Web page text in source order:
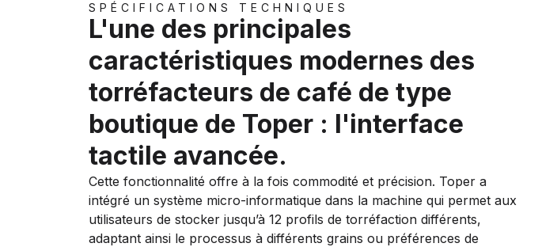
SPÉCIFICATIONS TECHNIQUES
L'une des principales
caractéristiques modernes des
torréfacteurs de café de type
boutique de Toper : l'interface
tactile avancée.
Cette fonctionnalité offre à la fois commodité et précision. Toper a
intégré un système micro-informatique dans la machine qui permet aux
utilisateurs de stocker jusqu’à 12 profils de torréfaction différents,
adaptant ainsi le processus à différents grains ou préférences de